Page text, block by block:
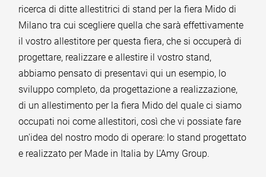
ricerca di ditte allestitrici di stand per la fiera Mido di
Milano tra cui scegliere quella che sarà effettivamente
il vostro allestitore per questa fiera, che si occuperà di
progettare, realizzare e allestire il vostro stand,
abbiamo pensato di presentavi qui un esempio, lo
sviluppo completo, da progettazione a realizzazione,
di un allestimento per la fiera Mido del quale ci siamo
occupati noi come allestitori, così che vi possiate fare
un'idea del nostro modo di operare: lo stand progettato
e realizzato per Made in Italia by L'Amy Group.